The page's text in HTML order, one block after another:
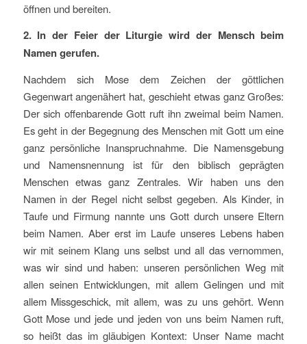
öffnen und bereiten.
2. In der Feier der Liturgie wird der Mensch beim
Namen gerufen.
Nachdem sich Mose dem Zeichen der göttlichen
Gegenwart angenähert hat, geschieht etwas ganz Großes:
Der sich offenbarende Gott ruft ihn zweimal beim Namen.
Es geht in der Begegnung des Menschen mit Gott um eine
ganz persönliche Inanspruchnahme. Die Namensgebung
und Namensnennung ist für den biblisch geprägten
Menschen etwas ganz Zentrales. Wir haben uns den
Namen in der Regel nicht selbst gegeben. Als Kinder, in
Taufe und Firmung nannte uns Gott durch unsere Eltern
beim Namen. Aber erst im Laufe unseres Lebens haben
wir mit seinem Klang uns selbst und all das vernommen,
was wir sind und haben: unseren persönlichen Weg mit
allen seinen Entwicklungen, mit allem Gelingen und mit
allem Missgeschick, mit allem, was zu uns gehört. Wenn
Gott Mose und jede und jeden von uns beim Namen ruft,
so heißt das im gläubigen Kontext: Unser Name macht